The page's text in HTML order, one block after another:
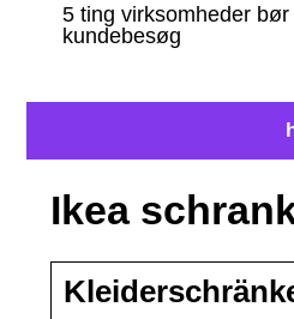
5 ting virksomheder
kundebesøg
Ikea